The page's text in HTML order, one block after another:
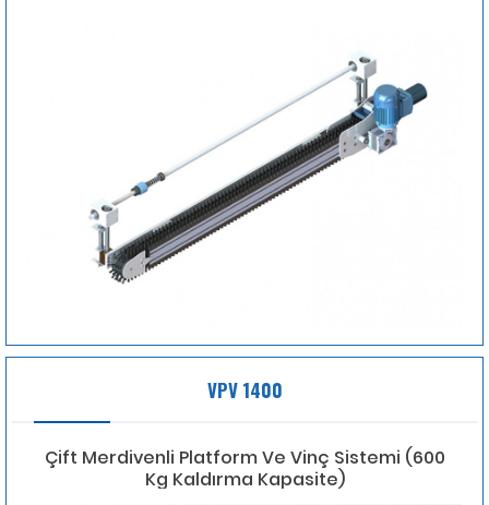
VPV 1400
Çift Merdivenli Platform Ve Vinç Sistemi (600
Kg Kaldırma Kapasite)